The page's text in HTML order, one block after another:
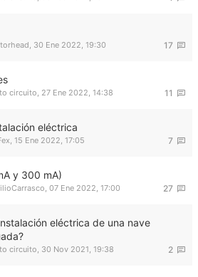
17
, 30 Ene 2022, 19:30
11
circuito, 27 Ene 2022, 14:38
eléctrica
7
, 15 Ene 2022, 17:05
y 300 mA)
27
, 07 Ene 2022, 17:00
eléctrica de una nave
2
circuito, 30 Nov 2021, 19:38